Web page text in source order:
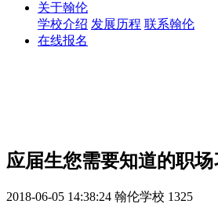
关于翰伦
学校介绍 发展历程 联系翰伦
在线报名
应届生您需要知道的职场
2018-06-05 14:38:24 翰伦学校 1325